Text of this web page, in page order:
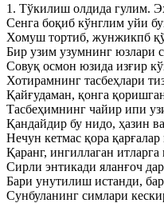
1. Тўкилиш олдида гулим.
Сенга боқиб кўнглим уйи
Хомуш тортиб, жунжикпб
Бир узим узумнинг юзлари
Совуқ осмон юзида изғир
Хотирамнинг тасбеҳлари
Қайғудаман, қонга
Тасбеҳимнинг чайир ипи
Қандайдир бу нидо, ҳазин
Нечун кетмас қора қарғалар
Қаранг, ингиллаган итларга
Сирли энтикади яланғоч
Бари унутилиш истанди,
Сунбуланинг симлари